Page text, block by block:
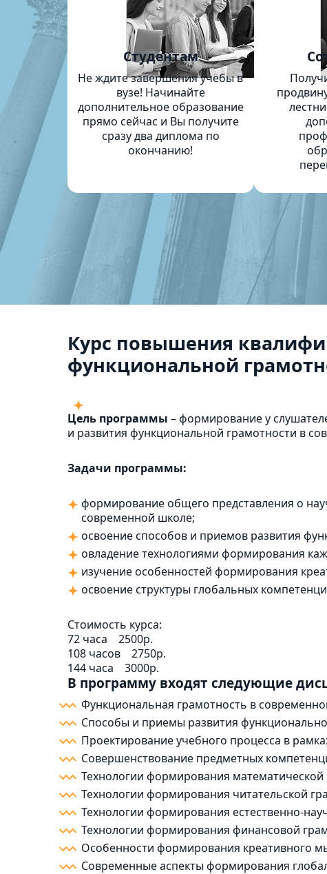
Студентам
Не ждите завершения учёбы в
вузе! Начинайте
дополнительное образование
прямо сейчас и Вы получите
сразу два диплома по
окончанию!
Курс повышения
функциональной
Цель программы – формирование у
и развития функциональной грамотности в
Задачи программы:
формирование общего представления о
современной школе;
освоение способов и приемов развития
овладение технологиями формирования
изучение особенностей формирования
освоение структуры глобальных
Стоимость курса:
72 часа
2500р.
108 часов
2750р.
144 часа
3000р.
В программу входят следующие
Функциональная грамотность в
Способы и приемы развития
Проектирование учебного процесса в
Совершенствование предметных
Технологии формирования
Технологии формирования читательской
Технологии формирования естественно-
Технологии формирования финансовой
Особенности формирования креативного
Современные аспекты формирования